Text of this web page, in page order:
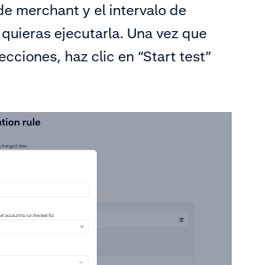
merchant y el intervalo de
ejecutarla. Una vez que
haz clic en “Start test”